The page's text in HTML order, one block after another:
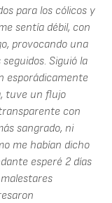
para los cólicos y
sentía débil, con
provocando una
Siguió la
esporádicamente
tuve un flujo
con
sangrado, ni
me habían dicho
esperé 2 días